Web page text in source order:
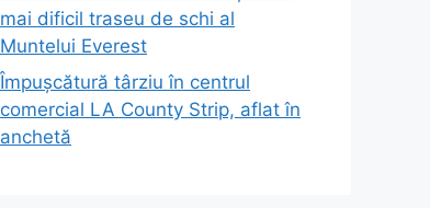
mai dificil traseu de schi al
Muntelui Everest
Împușcătură târziu în centrul
comercial LA County Strip, aflat în
anchetă